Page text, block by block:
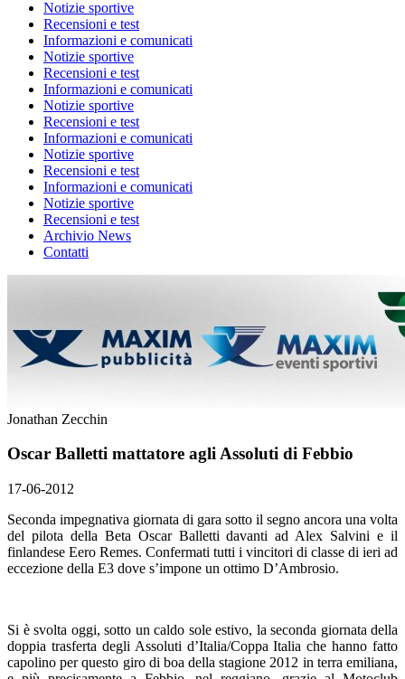
Notizie sportive
Recensioni e test
Informazioni e comunicati
Notizie sportive
Recensioni e test
Informazioni e comunicati
Notizie sportive
Recensioni e test
Informazioni e comunicati
Notizie sportive
Recensioni e test
Informazioni e comunicati
Notizie sportive
Recensioni e test
Archivio News
Contatti
Jonathan Zecchin
Oscar Balletti mattatore agli Assoluti di Febbio
17-06-2012
Seconda impegnativa giornata di gara sotto il segno ancora una volta
del pilota della Beta Oscar Balletti davanti ad Alex Salvini e il
finlandese Eero Remes. Confermati tutti i vincitori di classe di ieri ad
eccezione della E3 dove s’impone un ottimo D’Ambrosio.
Si è svolta oggi, sotto un caldo sole estivo, la seconda giornata della
doppia trasferta degli Assoluti d’Italia/Coppa Italia che hanno fatto
capolino per questo giro di boa della stagione 2012 in terra emiliana,